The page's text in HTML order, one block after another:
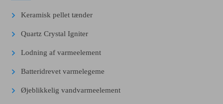
Keramisk pellet tænder
Quartz Crystal Igniter
Lodning af varmeelement
Batteridrevet varmelegeme
Øjeblikkelig vandvarmeelement